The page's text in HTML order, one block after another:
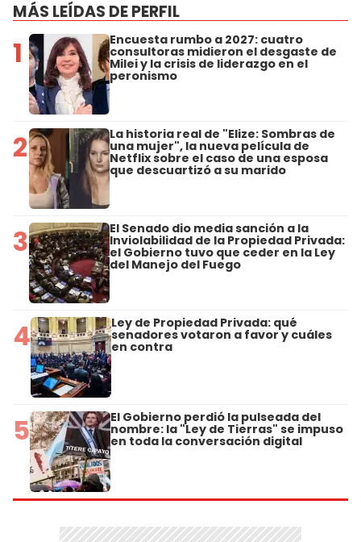
MÁS LEÍDAS DE PERFIL
1 Encuesta rumbo a 2027: cuatro
consultoras midieron el desgaste de
Milei y la crisis de liderazgo en el
peronismo
2 La historia real de "Elize: Sombras de
una mujer", la nueva película de
Netflix sobre el caso de una esposa
que descuartizó a su marido
3 El Senado dio media sanción a la
Inviolabilidad de la Propiedad Privada:
el Gobierno tuvo que ceder en la Ley
del Manejo del Fuego
4 Ley de Propiedad Privada: qué
senadores votaron a favor y cuáles
en contra
5 El Gobierno perdió la pulseada del
nombre: la "Ley de Tierras" se impuso
en toda la conversación digital